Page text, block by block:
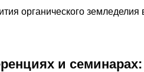
органического
и семинарах: